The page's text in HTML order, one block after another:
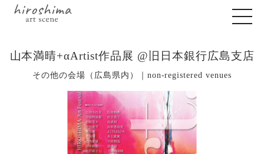
山本満晴+αArtist作品展 @旧日本銀行広島支店
その他の会場（広島県内）｜non-registered venues